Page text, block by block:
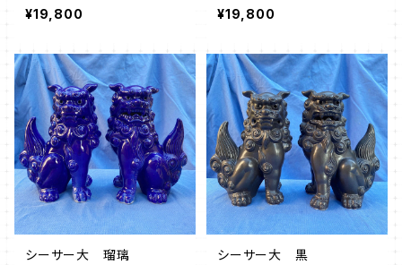
¥19,800
¥19,800
シーサー大 瑠璃
シーサー大 黒